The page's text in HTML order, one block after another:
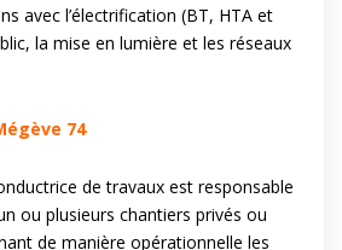
avec l’électrification (BT, HTA et
la mise en lumière et les réseaux
74
de travaux est responsable
ou plusieurs chantiers privés ou
de manière opérationnelle les